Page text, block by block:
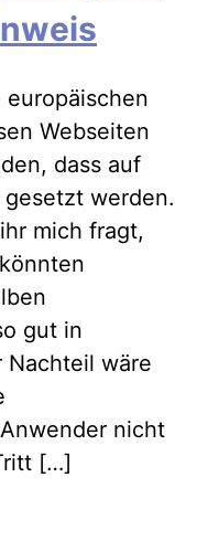
Webseiten
dass auf
werden.
mich fragt,
gut in
Nachteil wäre
nicht
[…]